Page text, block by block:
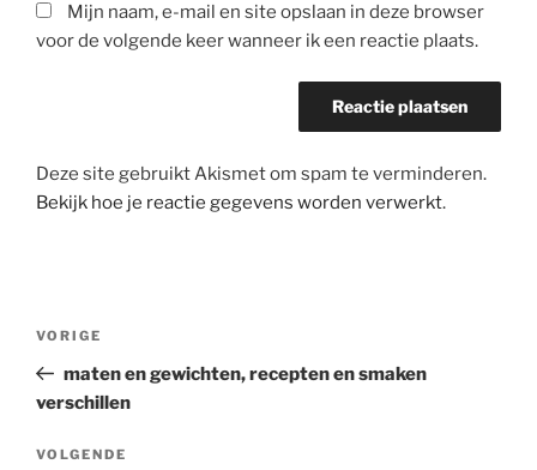
Mijn naam, e-mail en site opslaan in deze browser
voor de volgende keer wanneer ik een reactie plaats.
Deze site gebruikt Akismet om spam te verminderen.
Bekijk hoe je reactie gegevens worden verwerkt.
Vorig
bericht
VORIGE
maten en gewichten, recepten en smaken
verschillen
Volgend
VOLGENDE